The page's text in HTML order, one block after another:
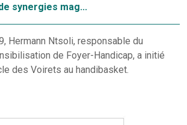
synergies mag...
Hermann Ntsoli, responsable du
de Foyer-Handicap, a initié
des Voirets au handibasket.